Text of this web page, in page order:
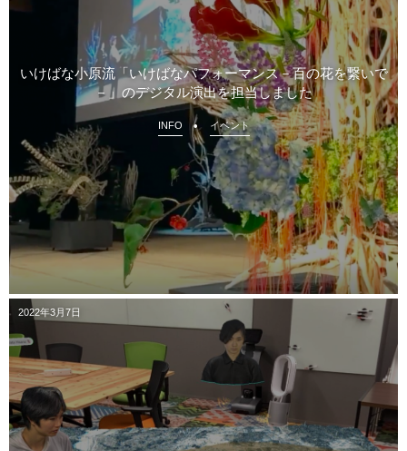
いけばな小原流「いけばなパフォーマンス－百の花を繋いで
－」のデジタル演出を担当しました
INFO イベント
2022年3月7日